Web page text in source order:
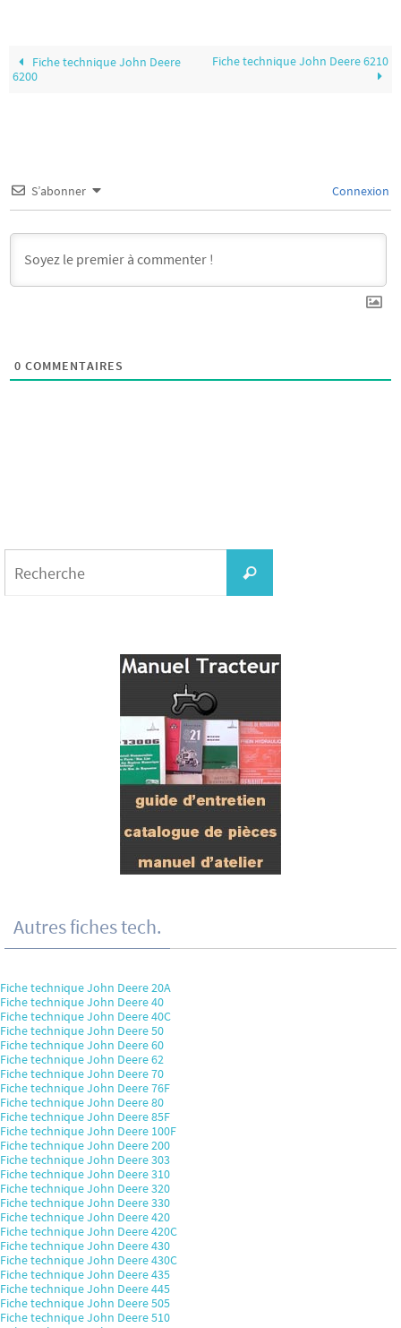
Fiche technique John Deere
6200
Fiche technique John Deere 6210
S’abonner Connexion
0 COMMENTAIRES
Recherche
Autres fiches tech.
Fiche technique John Deere 20A
Fiche technique John Deere 40
Fiche technique John Deere 40C
Fiche technique John Deere 50
Fiche technique John Deere 60
Fiche technique John Deere 62
Fiche technique John Deere 70
Fiche technique John Deere 76F
Fiche technique John Deere 80
Fiche technique John Deere 85F
Fiche technique John Deere 100F
Fiche technique John Deere 200
Fiche technique John Deere 303
Fiche technique John Deere 310
Fiche technique John Deere 320
Fiche technique John Deere 330
Fiche technique John Deere 420
Fiche technique John Deere 420C
Fiche technique John Deere 430
Fiche technique John Deere 430C
Fiche technique John Deere 435
Fiche technique John Deere 445
Fiche technique John Deere 505
Fiche technique John Deere 510